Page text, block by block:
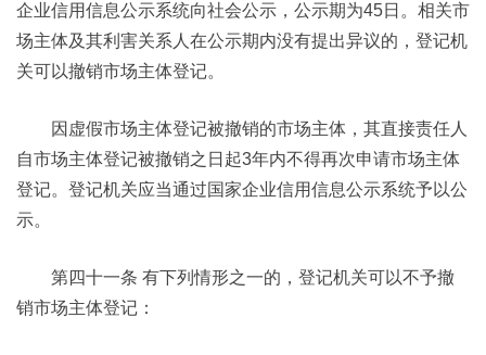
企业信用信息公示系统向社会公示，公示期为45日。相关市
场主体及其利害关系人在公示期内没有提出异议的，登记机
关可以撤销市场主体登记。
因虚假市场主体登记被撤销的市场主体，其直接责任人
自市场主体登记被撤销之日起3年内不得再次申请市场主体
登记。登记机关应当通过国家企业信用信息公示系统予以公
示。
第四十一条 有下列情形之一的，登记机关可以不予撤
销市场主体登记：